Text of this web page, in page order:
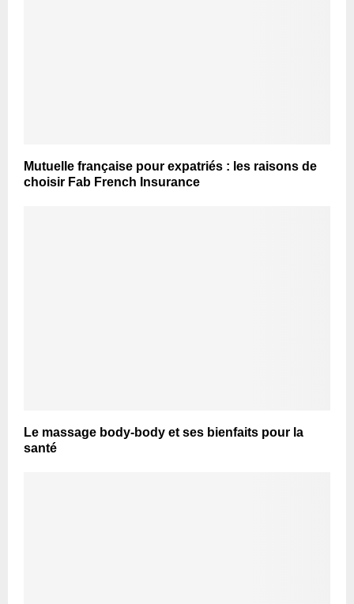
Mutuelle française pour expatriés : les raisons de
choisir Fab French Insurance
Le massage body-body et ses bienfaits pour la
santé